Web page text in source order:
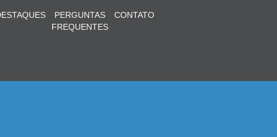
PERGUNTAS
FREQUENTES
CONTATO